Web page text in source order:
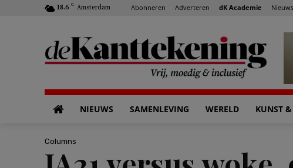
18.6 C Amsterdam Abonneren Adverteren dK Academie
NIEUWS SAMENLEVING WERELD KUNST
Columns